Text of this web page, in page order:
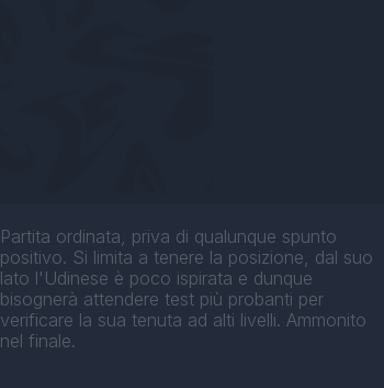
Partita ordinata, priva di qualunque spunto
positivo. Si limita a tenere la posizione, dal suo
lato l'Udinese è poco ispirata e dunque
bisognerà attendere test più probanti per
verificare la sua tenuta ad alti livelli. Ammonito
nel finale.